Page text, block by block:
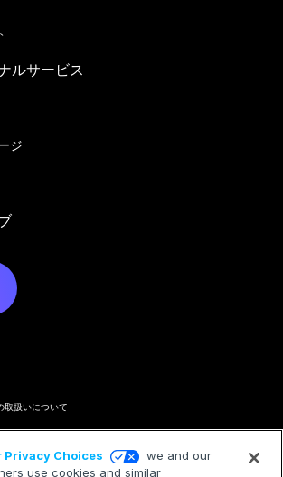
ルサービス
ジ
取扱いについて
Privacy Choices
we and our
use cookies and similar